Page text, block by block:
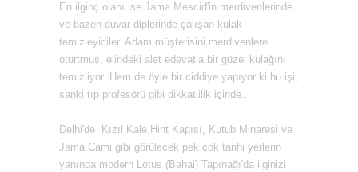
En ilginç olanı ise Jama Mescid'in merdivenlerinde
ve bazen duvar diplerinde çalışan kulak
temizleyiciler. Adam müşterisini merdivenlere
oturtmuş, elindeki alet edevatla bir güzel kulağını
temizliyor. Hem de öyle bir ciddiye yapıyor ki bu işi,
sanki tıp profesörü gibi dikkatlilik içinde...
Delhi'de Kızıl Kale,Hint Kapısı, Kutub Minaresi ve
Jama Cami gibi görülecek pek çok tarihi yerlerin
yanında modern Lotus (Bahai) Tapınağı'da ilginizi